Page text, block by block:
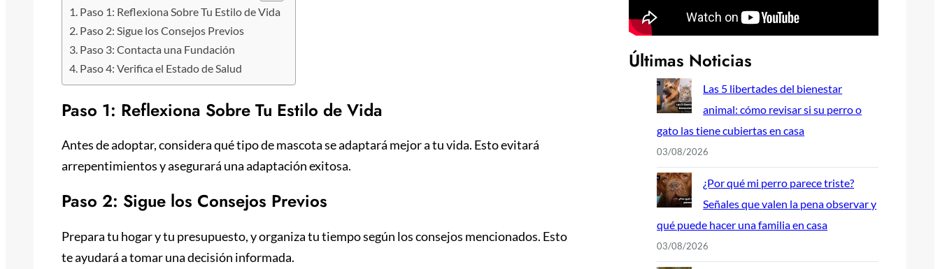
Paso 1: Reflexiona Sobre Tu Estilo de Vida
Paso 2: Sigue los Consejos Previos
Paso 3: Contacta una Fundación
Paso 4: Verifica el Estado de Salud
Paso 1: Reflexiona Sobre Tu Estilo de Vida
Antes de adoptar, considera qué tipo de mascota se adaptará mejor a tu vida. Esto evitará
arrepentimientos y asegurará una adaptación exitosa.
Paso 2: Sigue los Consejos Previos
Prepara tu hogar y tu presupuesto, y organiza tu tiempo según los consejos mencionados. Esto
te ayudará a tomar una decisión informada.
Últimas Noticias
Las 5 libertades del bienestar
animal: cómo revisar si su perro o
gato las tiene cubiertas en casa
03/08/2026
¿Por qué mi perro parece triste?
Señales que valen la pena observar y
qué puede hacer una familia en casa
03/08/2026